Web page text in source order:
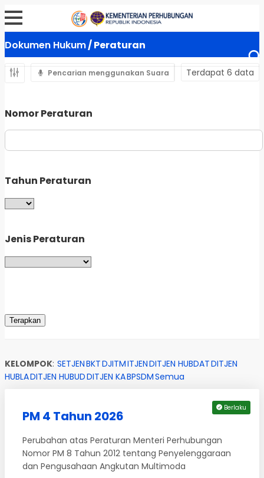
Dokumen Hukum/ Peraturan
Pencarian menggunakan Suara Terdapat 6 data
Nomor Peraturan
Tahun Peraturan
Jenis Peraturan
KELOMPOK: SETJENBKTDJITMITJENDITJEN HUBDATDITJEN
HUBLADITJEN HUBUDDITJEN KABPSDMSemua
Berlaku
PM 4 Tahun 2026
Perubahan atas Peraturan Menteri Perhubungan
Nomor PM 8 Tahun 2012 tentang Penyelenggaraan
dan Pengusahaan Angkutan Multimoda